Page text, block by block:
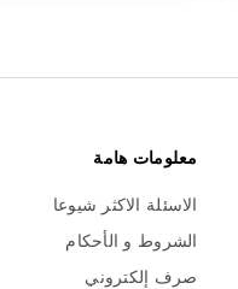
معلومات هامة
الاسئلة الاكثر شيوعا
الشروط و الأحكام
صرف إلكتروني